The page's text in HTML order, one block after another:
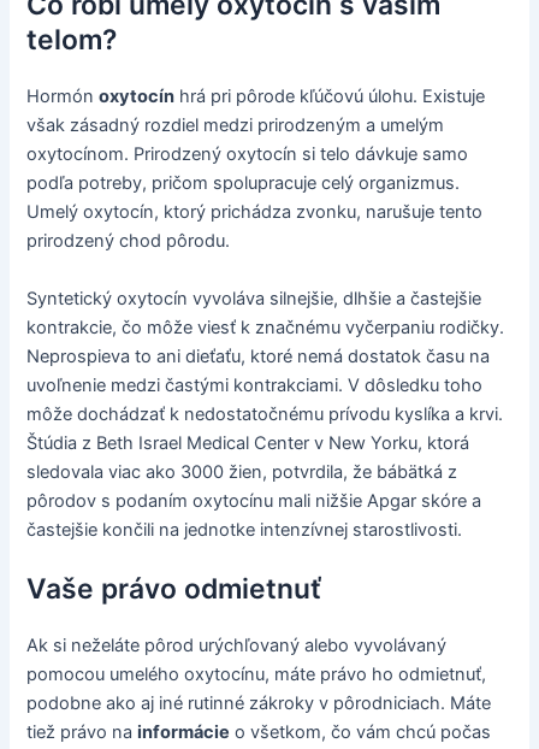
telom?
Hormónoxytocín hrá pri pôrode kľúčovú úlohu. Existuje
však zásadný rozdiel medzi prirodzeným a umelým
oxytocínom. Prirodzený oxytocín si telo dávkuje samo
podľa potreby, pričom spolupracuje celý organizmus.
Umelý oxytocín, ktorý prichádza zvonku, narušuje tento
prirodzený chod pôrodu.
Syntetický oxytocín vyvoláva silnejšie, dlhšie a častejšie
kontrakcie, čo môže viesť k značnému vyčerpaniu rodičky.
Neprospieva to ani dieťaťu, ktoré nemá dostatok času na
uvoľnenie medzi častými kontrakciami. V dôsledku toho
môže dochádzať k nedostatočnému prívodu kyslíka a krvi.
Štúdia z Beth Israel Medical Center v New Yorku, ktorá
sledovala viac ako 3000 žien, potvrdila, že bábätká z
pôrodov s podaním oxytocínu mali nižšie Apgar skóre a
častejšie končili na jednotke intenzívnej starostlivosti.
Vaše právo odmietnuť
Ak si neželáte pôrod urýchľovaný alebo vyvolávaný
pomocou umelého oxytocínu, máte právo ho odmietnuť,
podobne ako aj iné rutinné zákroky v pôrodniciach. Máte
tiež právo nainformácie o všetkom, čo vám chcú počas